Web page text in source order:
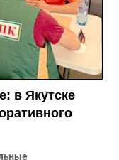
в Якутске